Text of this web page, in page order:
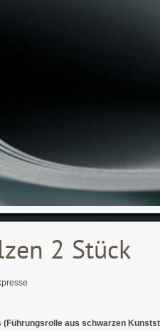
2 Stück
(Führungsrolle aus schwarzen